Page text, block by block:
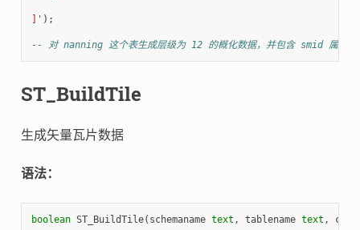
]' );
-- 对 nanning 这个表生成层级为 12 的概化数据，并包含 smid 属性，
ST_BuildTile
生成矢量瓦片数据
语法：
boolean ST_BuildTile( schemaname text , tablename text ,